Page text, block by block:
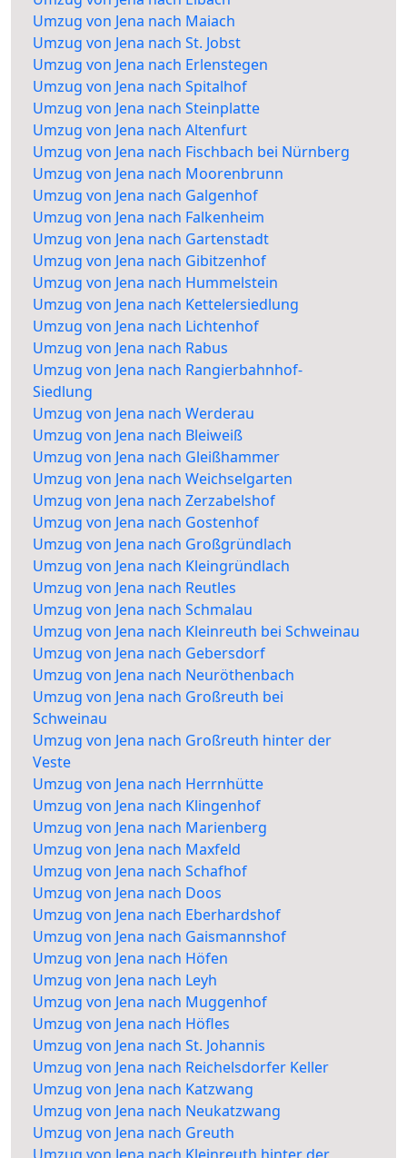
Umzug von Jena nach Maiach
Umzug von Jena nach St. Jobst
Umzug von Jena nach Erlenstegen
Umzug von Jena nach Spitalhof
Umzug von Jena nach Steinplatte
Umzug von Jena nach Altenfurt
Umzug von Jena nach Fischbach bei Nürnberg
Umzug von Jena nach Moorenbrunn
Umzug von Jena nach Galgenhof
Umzug von Jena nach Falkenheim
Umzug von Jena nach Gartenstadt
Umzug von Jena nach Gibitzenhof
Umzug von Jena nach Hummelstein
Umzug von Jena nach Kettelersiedlung
Umzug von Jena nach Lichtenhof
Umzug von Jena nach Rabus
Umzug von Jena nach Rangierbahnhof-
Siedlung
Umzug von Jena nach Werderau
Umzug von Jena nach Bleiweiß
Umzug von Jena nach Gleißhammer
Umzug von Jena nach Weichselgarten
Umzug von Jena nach Zerzabelshof
Umzug von Jena nach Gostenhof
Umzug von Jena nach Großgründlach
Umzug von Jena nach Kleingründlach
Umzug von Jena nach Reutles
Umzug von Jena nach Schmalau
Umzug von Jena nach Kleinreuth bei Schweinau
Umzug von Jena nach Gebersdorf
Umzug von Jena nach Neuröthenbach
Umzug von Jena nach Großreuth bei
Schweinau
Umzug von Jena nach Großreuth hinter der
Veste
Umzug von Jena nach Herrnhütte
Umzug von Jena nach Klingenhof
Umzug von Jena nach Marienberg
Umzug von Jena nach Maxfeld
Umzug von Jena nach Schafhof
Umzug von Jena nach Doos
Umzug von Jena nach Eberhardshof
Umzug von Jena nach Gaismannshof
Umzug von Jena nach Höfen
Umzug von Jena nach Leyh
Umzug von Jena nach Muggenhof
Umzug von Jena nach Höfles
Umzug von Jena nach St. Johannis
Umzug von Jena nach Reichelsdorfer Keller
Umzug von Jena nach Katzwang
Umzug von Jena nach Neukatzwang
Umzug von Jena nach Greuth